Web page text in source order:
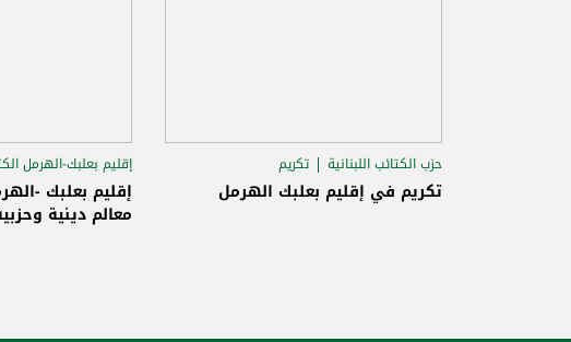
حزب الكتائب اللبنانية
تكريم
إقليم بعلبك-الهرمل الكتائبي
تكريم في إقليم بعلبك الهرمل
إقليم بعلبك-الهرمل
حريصا
إقليم بعلبك -
معالم دينية